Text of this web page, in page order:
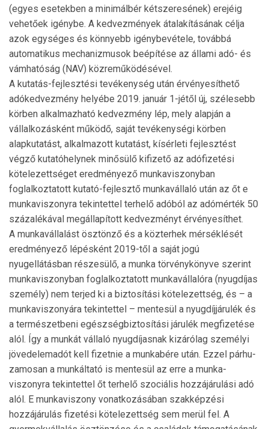
(egyes esetekben a minimálbér kétszeresének) erejéig
vehetőek igénybe. A kedvez­mé­­nyek átalakításának célja
azok egységes és könnyebb igénybevétele, továbbá
automatikus mecha­nizmusok beépítése az állami adó- és
vámhatóság (NAV) közreműködésével.
A kutatás-fejlesztési tevékenység után érvényesít­he­tő
adókedvezmény helyébe 2019. január 1-jétől új, szé­lesebb
körben alkalmazható kedvezmény lép, mely alapján a
vállalkozásként működő, saját tevé­keny­ségi körben
alapkutatást, alkalmazott kutatást, kísérleti fejlesztést
végző kutatóhelynek minősülő kifizető az adófizetési
kötelezettséget eredményező munkaviszonyban
foglalkoztatott kutató-fejlesztő munkavállaló után az őt e
munkaviszonyra tekin­tet­tel terhelő adóból az adómérték 50
százalékával meg­állapított kedvezményt érvényesíthet.
A munkavállalást ösztönző és a közterhek mérsék­lését
eredményező lépésként 2019-től a saját jogú
nyugellátásban részesülő, a munka törvénykönyve szerint
munkaviszonyban foglalkoztatott munkavál­lalóra (nyugdíjas
személy) nem terjed ki a biztosítási kötelezettség, és – a
munkaviszonyára tekintettel – mentesül a nyugdíjjárulék és
a természetbeni egészségbiztosítási járulék megfizetése
alól. Így a munkát vállaló nyugdíjasnak kizárólag személyi
jövedelemadót kell fizetnie a munkabére után. Ezzel párhu­
za­mosan a munkáltató is mentesül az erre a munka­
viszonyra tekintettel őt terhelő szociális hozzájárulási adó
alól. E munkaviszony vonatkozásában szak­kép­zési
hozzájárulás fizetési kötelezettség sem merül fel. A